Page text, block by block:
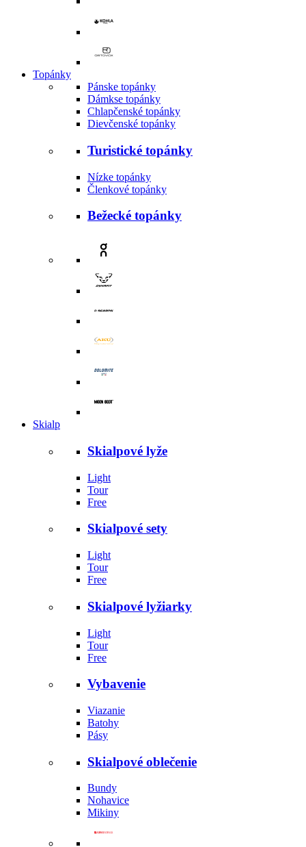
Topánky
Pánske topánky
Dámkse topánky
Chlapčenské topánky
Dievčenské topánky
Turistické topánky
Nízke topánky
Členkové topánky
Bežecké topánky
Skialp
Skialpové lyže
Light
Tour
Free
Skialpové sety
Light
Tour
Free
Skialpové lyžiarky
Light
Tour
Free
Vybavenie
Viazanie
Batohy
Pásy
Skialpové oblečenie
Bundy
Nohavice
Mikiny